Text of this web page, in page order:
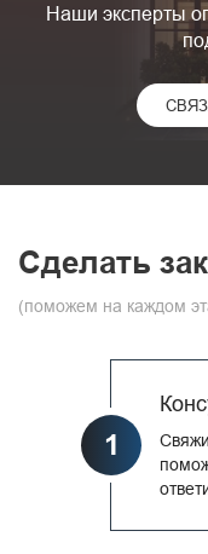
Наши эксперты
Сделать
(поможем на каждом
1